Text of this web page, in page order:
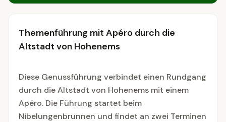
Themenführung mit Apéro durch die
Altstadt von Hohenems
Diese Genussführung verbindet einen Rundgang
durch die Altstadt von Hohenems mit einem
Apéro. Die Führung startet beim
Nibelungenbrunnen und findet an zwei Terminen